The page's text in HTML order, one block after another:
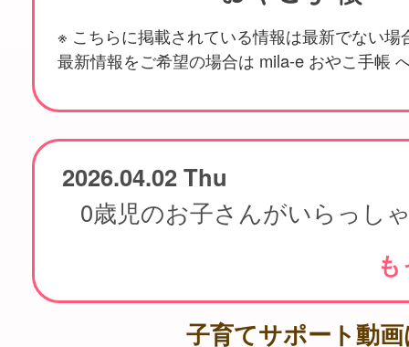
※ こちらに掲載されている情報は最新でない場
最新情報をご希望の場合は mila-e おやこ手帳
2026.04.02 Thu
子育てサポート動